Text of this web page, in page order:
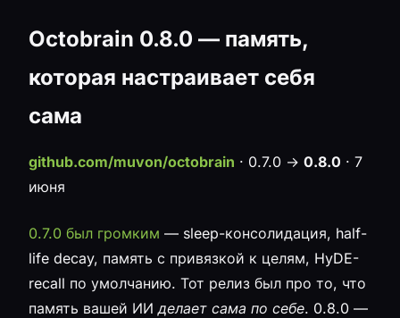
Octobrain 0.8.0 — память,
которая настраивает себя
сама
github.com/muvon/octobrain · 0.7.0 → 0.8.0 · 7
июня
0.7.0 был громким — sleep-консолидация, half-
life decay, память с привязкой к целям, HyDE-
recall по умолчанию. Тот релиз был про то, что
память вашей ИИ делает сама по себе. 0.8.0 —